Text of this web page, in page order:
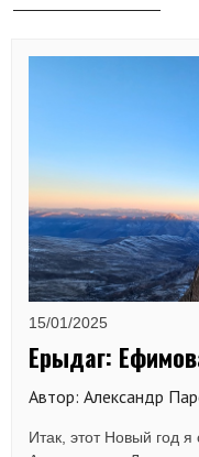
15/01/2025
Ерыдаг:
Автор: Александр
Итак, этот Новый год